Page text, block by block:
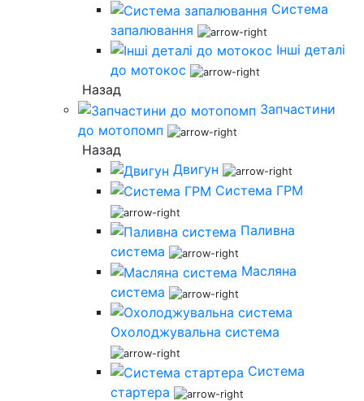
Система
запалювання
Інші деталі
до мотокос
Назад
Запчастини
до мотопомп
Назад
Двигун
Система ГРМ
Паливна
система
Масляна
система
Охолоджувальна система
Система
стартера